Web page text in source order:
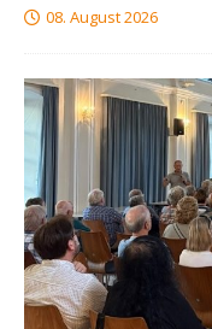
08. August 2026